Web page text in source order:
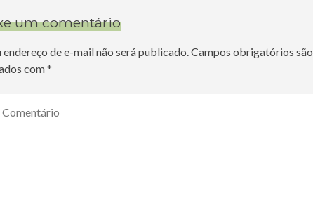
um comentário
endereço de e-mail não será publicado. Campos obrigatórios são
com*